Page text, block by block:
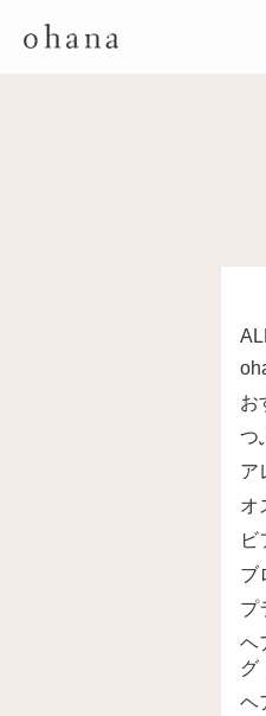
お
つ
ア
オ
ビ
ブ
プ
ヘ
グ
ヘ